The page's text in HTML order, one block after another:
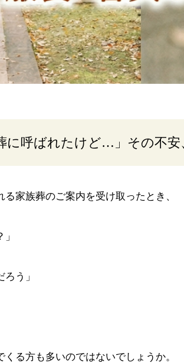
に呼ばれたけど…」その不安
家族葬のご案内を受け取ったとき、
う」
る方も多いのではないでしょうか。